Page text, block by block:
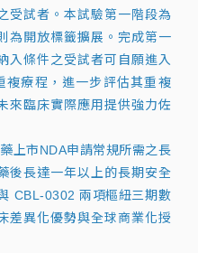
受試者。本試驗第一階段為
為開放標籤擴展。完成第一
入條件之受試者可自願進入
複療程，進一步評估其重複
來臨床實際應用提供強力佐
上市NDA申請常規所需之長
後長達一年以上的長期安全
CBL-0302 兩項樞紐三期數
差異化優勢與全球商業化授